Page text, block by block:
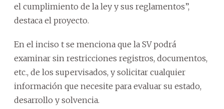
el cumplimiento de la ley y sus reglamentos”,
destaca el proyecto.
En el inciso t se menciona que la SV podrá
examinar sin restricciones registros, documentos,
etc., de los supervisados, y solicitar cualquier
información que necesite para evaluar su estado,
desarrollo y solvencia.